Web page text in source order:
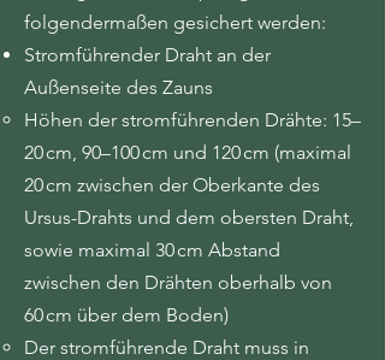
Häufige Fehler
WICHTIGE
ECHNIKEN
buchstäblich von der Robustheit der
Eckpfosten ab.
folgendermaßen gesichert werden:
Stromführender Draht an der
Außenseite des Zauns
Höhen der stromführenden Drähte: 15–
20 cm, 90–100 cm und 120 cm (maximal
20 cm zwischen der Oberkante des
Ursus-Drahts und dem obersten Draht,
sowie maximal 30 cm Abstand
zwischen den Drähten oberhalb von
60 cm über dem Boden)
Der stromführende Draht muss in